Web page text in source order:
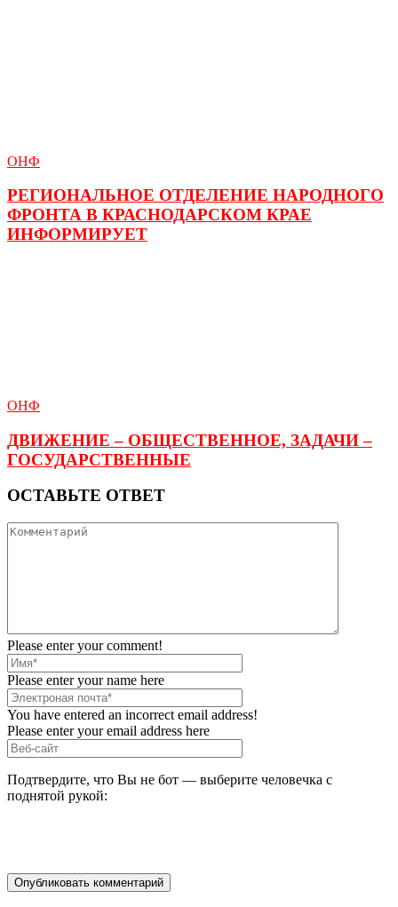
ОНФ
РЕГИОНАЛЬНОЕ ОТДЕЛЕНИЕ НАРОДНОГО
ФРОНТА В КРАСНОДАРСКОМ КРАЕ
ИНФОРМИРУЕТ
ОНФ
ДВИЖЕНИЕ – ОБЩЕСТВЕННОЕ, ЗАДАЧИ –
ГОСУДАРСТВЕННЫЕ
ОСТАВЬТЕ ОТВЕТ
Please enter your comment!
Please enter your name here
You have entered an incorrect email address!
Please enter your email address here
Подтвердите, что Вы не бот — выберите человечка с
поднятой рукой: